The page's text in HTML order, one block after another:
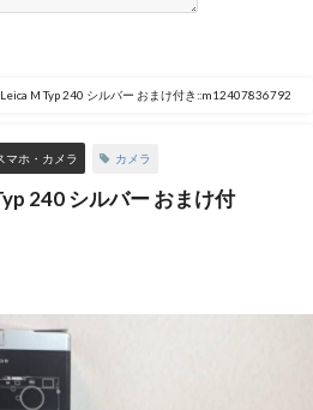
M Typ 240 シルバー おまけ付き::m12407836792
マホ・カメラ カメラ
240 シルバー おまけ付